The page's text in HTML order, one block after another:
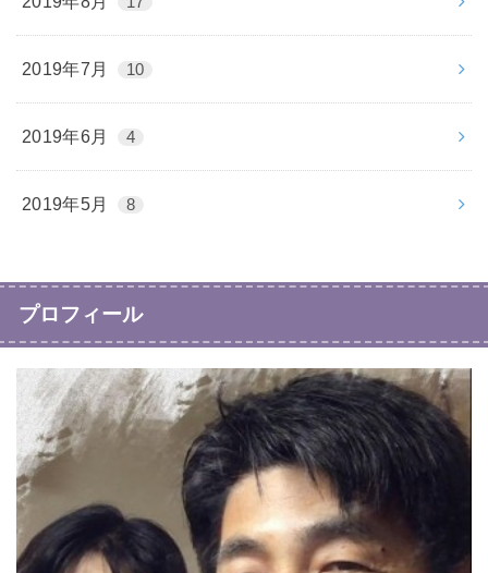
2019年7月 10
2019年6月 4
2019年5月 8
プロフィール